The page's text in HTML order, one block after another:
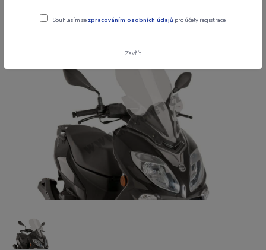
Souhlasím se zpracováním osobních údajů pro účely registrace.
Zavřít